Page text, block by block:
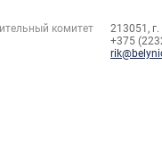
комитет
213051,
+375